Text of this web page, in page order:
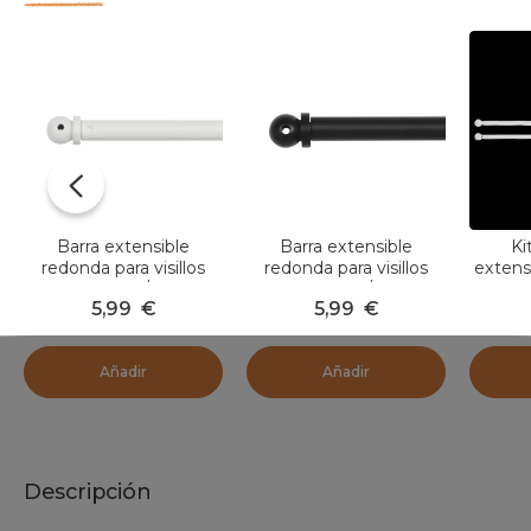
Barra extensible
redonda para visillos
(L60 - 80 cm /D7 mm)
Pietro Blanco mate
5,99 €
Añadir
Barra extensible
redonda para visillos
(L60 - 80 cm /D7 mm)
Pietro Negro mate
5,99 €
Añadir
Descripción